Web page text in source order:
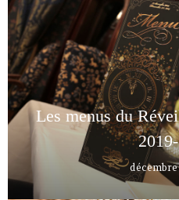
Les menus du